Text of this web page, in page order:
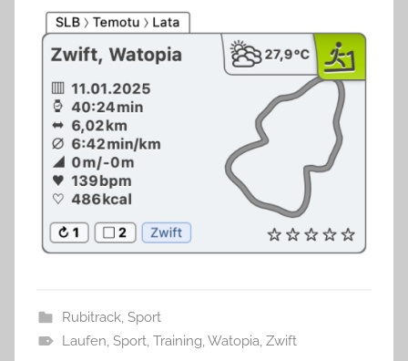
Rubitrack, Sport
Laufen, Sport, Training,Watopia, Zwift